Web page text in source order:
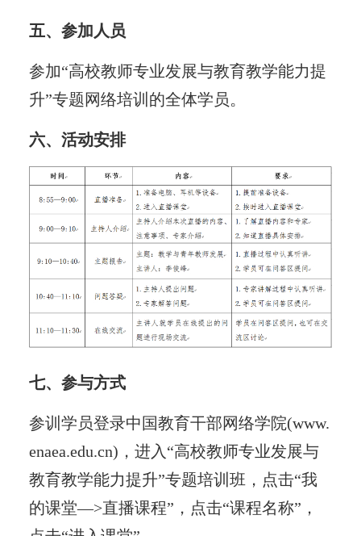
五、参加人员
参加“高校教师专业发展与教育教学能力提
升”专题网络培训的全体学员。
六、活动安排
七、参与方式
参训学员登录中国教育干部网络学院(www.
enaea.edu.cn)，进入“高校教师专业发展与
教育教学能力提升”专题培训班，点击“我
的课堂—>直播课程”，点击“课程名称”，